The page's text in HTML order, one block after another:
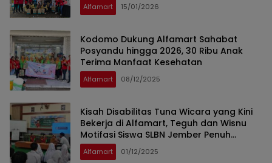
Alfamart 15/01/2026
Kodomo Dukung Alfamart Sahabat
Posyandu hingga 2026, 30 Ribu Anak
Terima Manfaat Kesehatan
Alfamart 08/12/2025
Kisah Disabilitas Tuna Wicara yang Kini
Bekerja di Alfamart, Teguh dan Wisnu
Motifasi Siswa SLBN Jember Penuh
Semangat
Alfamart 01/12/2025